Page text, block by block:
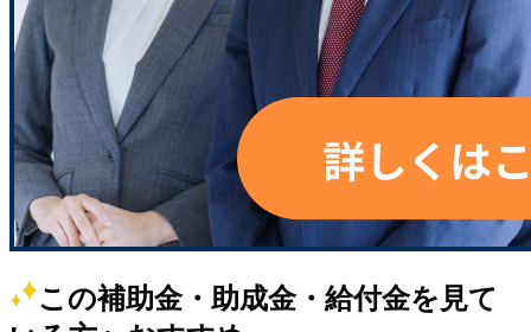
この補助金・助成金・給付金を見て